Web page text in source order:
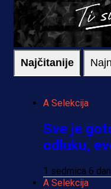
Najčitanije
A Selekcija
Sve je
odluku,
1 sedmica 6 dan
A Selekcija